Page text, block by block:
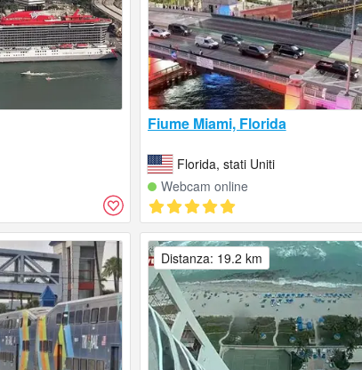
Fiume Miami, Florida
Florida, stati Uniti
Webcam online
Distanza: 19.2 km